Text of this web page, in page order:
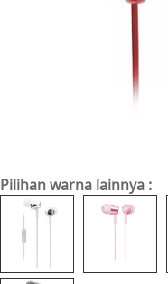
Pilihan warna lainnya :